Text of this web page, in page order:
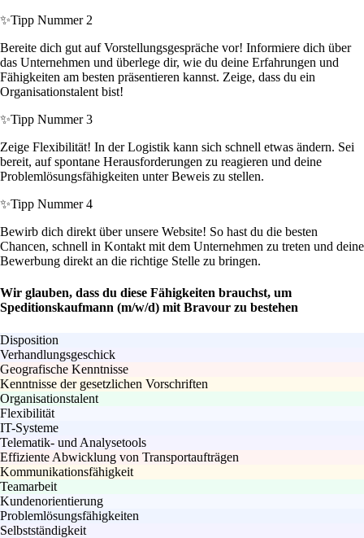
✨Tipp Nummer 2
Bereite dich gut auf Vorstellungsgespräche vor! Informiere dich über
das Unternehmen und überlege dir, wie du deine Erfahrungen und
Fähigkeiten am besten präsentieren kannst. Zeige, dass du ein
Organisationstalent bist!
✨Tipp Nummer 3
Zeige Flexibilität! In der Logistik kann sich schnell etwas ändern. Sei
bereit, auf spontane Herausforderungen zu reagieren und deine
Problemlösungsfähigkeiten unter Beweis zu stellen.
✨Tipp Nummer 4
Bewirb dich direkt über unsere Website! So hast du die besten
Chancen, schnell in Kontakt mit dem Unternehmen zu treten und deine
Bewerbung direkt an die richtige Stelle zu bringen.
Wir glauben, dass du diese Fähigkeiten brauchst, um
Speditionskaufmann (m/w/d) mit Bravour zu bestehen
Disposition
Verhandlungsgeschick
Geografische Kenntnisse
Kenntnisse der gesetzlichen Vorschriften
Organisationstalent
Flexibilität
IT-Systeme
Telematik- und Analysetools
Effiziente Abwicklung von Transportaufträgen
Kommunikationsfähigkeit
Teamarbeit
Kundenorientierung
Problemlösungsfähigkeiten
Selbstständigkeit